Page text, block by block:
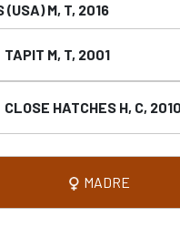
(USA) M, T, 2016
TAPIT M, T, 2001
CLOSE HATCHES H, C, 2010
MADRE